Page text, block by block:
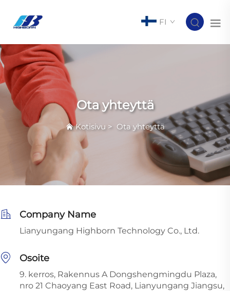
FI
Ota yhteyttä
Kotisivu > Ota yhteyttä
Company Name
Lianyungang Highborn Technology Co., Ltd.
Osoite
9. kerros, Rakennus A Dongshengmingdu Plaza,
nro 21 Chaoyang East Road, Lianyungang Jiangsu,